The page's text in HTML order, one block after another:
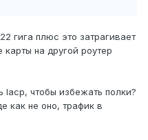
гига плюс это затрагивает
на другой роутер
lacp, чтобы избежать полки?
как не оно, трафик в